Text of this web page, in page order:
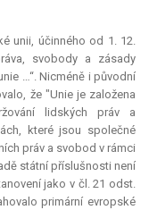
unii, účinného od 1. 12.
svobody a zásady
…“. Nicméně i původní
že "Unie je založena
lidských práv a
které jsou společné
práv a svobod v rámci
státní příslušnosti není
jako v čl. 21 odst.
primární evropské